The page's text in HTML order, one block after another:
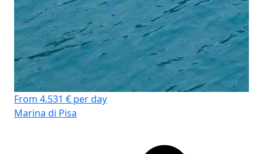
From 4.531 € per day
Marina di Pisa